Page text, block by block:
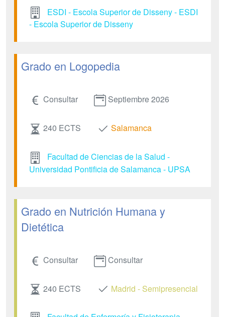
ESDI - Escola Superior de Disseny - ESDI
- Escola Superior de Disseny
Grado en Logopedia
Consultar Septiembre 2026
240 ECTS Salamanca
Facultad de Ciencias de la Salud -
Universidad Pontificia de Salamanca - UPSA
Grado en Nutrición Humana y
Dietética
Consultar Consultar
240 ECTS Madrid - Semipresencial